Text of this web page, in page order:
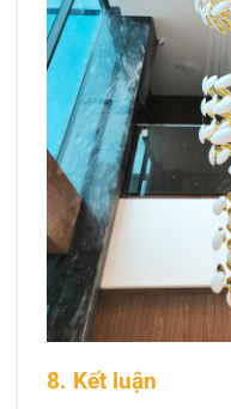
8. Kết luận